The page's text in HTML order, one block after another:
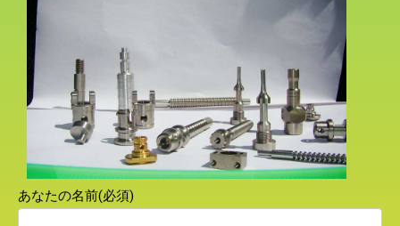
あなたの名前(必須)